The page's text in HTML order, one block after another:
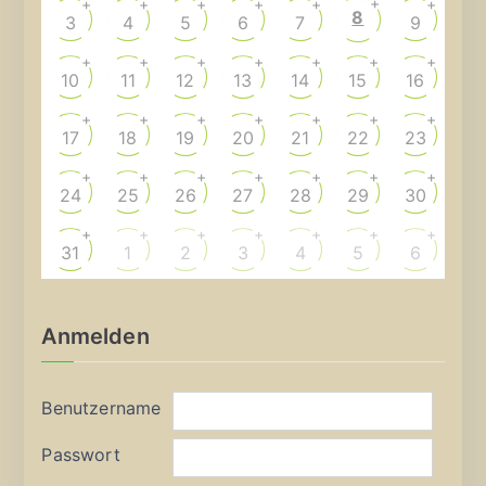
3
+
4
+
5
+
6
+
7
+
8 9
+
10
+
11
+
12
+
13
+
14
+
15
+
16
+
17
+
18
+
19
+
20
+
21
+
22
+
23
+
24
+
25
+
26
+
27
+
28
+
29
+
30
+
31
+
1
+
2
+
3
+
4
+
5
+
6
+
Anmelden
Benutzername
Passwort